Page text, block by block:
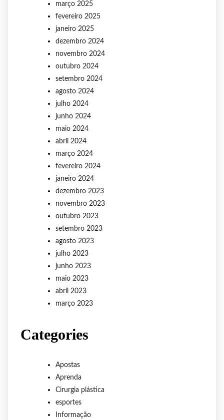
março 2025
fevereiro 2025
janeiro 2025
dezembro 2024
novembro 2024
outubro 2024
setembro 2024
agosto 2024
julho 2024
junho 2024
maio 2024
abril 2024
março 2024
fevereiro 2024
janeiro 2024
dezembro 2023
novembro 2023
outubro 2023
setembro 2023
agosto 2023
julho 2023
junho 2023
maio 2023
abril 2023
março 2023
Categories
Apostas
Aprenda
Cirurgia plástica
esportes
Informação